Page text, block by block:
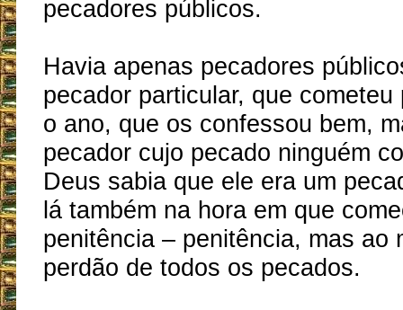
pecadores públicos.
Havia apenas pecadores
pecador particular, que
o ano, que os confessou bem,
pecador cujo pecado ninguém
Deus sabia que ele era um
lá também na hora em que
penitência – penitência, mas ao
perdão de todos os pecados.